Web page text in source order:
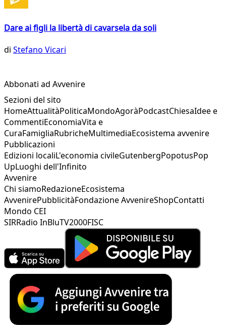
Dare ai figli la libertà di cavarsela da soli
di Stefano Vicari
Abbonati ad Avvenire
Sezioni del sito
HomeAttualitàPoliticaMondoAgoràPodcastChiesaIdee e
CommentiEconomiaVita e
CuraFamigliaRubricheMultimediaEcosistema avvenire
Pubblicazioni
Edizioni localiL'economia civileGutenbergPopotusPop
UpLuoghi dell'Infinito
Avvenire
Chi siamoRedazioneEcosistema
AvvenirePubblicitàFondazione AvvenireShopContatti
Mondo CEI
SIRRadio InBluTV2000FISC